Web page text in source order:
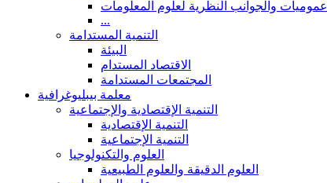
عموميات والجوانب النظرية لعلوم المعلومات
...
التنمية المستدامة
البيئة
الاقتصاد المستدام
المجتمعات المستدامة
معلمة بيبليوغرافية
التنمية الإقتصادية والإجتماعية
التنمية الإقتصادية
التنمية الإجتماعية
العلوم والتكنولوجيا
العلوم الدقيقة والعلوم الطبيعية